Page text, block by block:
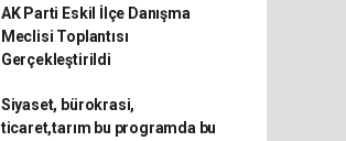
AK Parti Eskil İlçe Danışma
Meclisi Toplantısı
Gerçekleştirildi
Siyaset, bürokrasi,
ticaret,tarım bu programda bu